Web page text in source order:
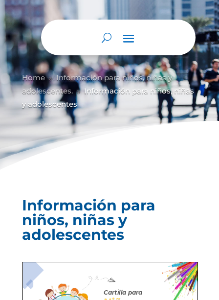
Home 9 Información para niños, niñas y
adolescentes. 9 Información para niños, niñas
y adolescentes
Información para
niños, niñas y
adolescentes